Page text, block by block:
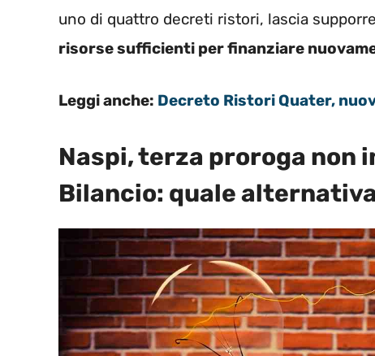
uno di quattro decreti ristori, lascia
risorse sufficienti per finanziare
Leggi anche: Decreto Ristori Quater,
Naspi, terza proroga non
Bilancio: quale